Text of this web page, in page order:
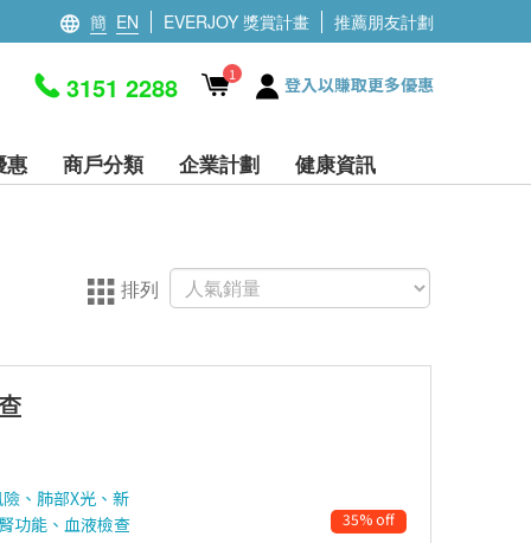
簡 EN EVERJOY 獎賞計畫 推薦朋友計劃
3151 2288 1 登入以賺取更多優惠
惠 商戶分類 企業計劃 健康資訊
排列
、肺部X光、新
功能、血液檢查
35% off